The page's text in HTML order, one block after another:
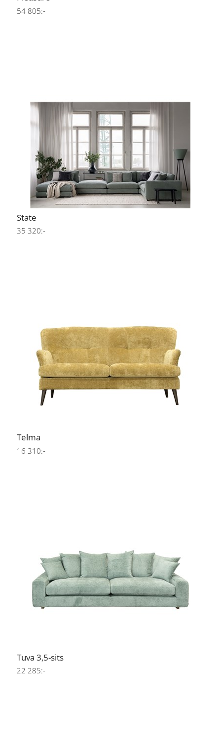
54 805:-
State
35 320:-
Telma
16 310:-
Tuva 3,5-sits
22 285:-